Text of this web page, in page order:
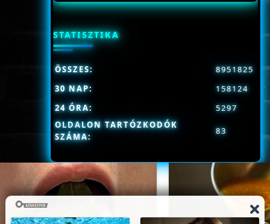
STATISZTIKA
OLDALON TARTÓZKODÓK
SZÁMA:
83
ÖSSZES:
8951825
30 NAP:
158124
24 ÓRA:
5297